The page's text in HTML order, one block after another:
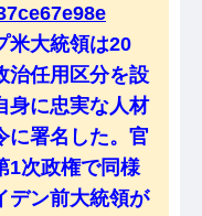
米大統領は20
治任用区分を設
身に忠実な人材
に署名した。官
1次政権で同様
デン前大統領が